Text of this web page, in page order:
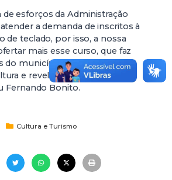
de esforços da Administração
a demanda de inscritos à
de teclado, por isso, a nossa
mais esse curso, que faz
do município, voltadas para
e revelar novos talentos
Fernando Bonito.
Cultura e Turismo